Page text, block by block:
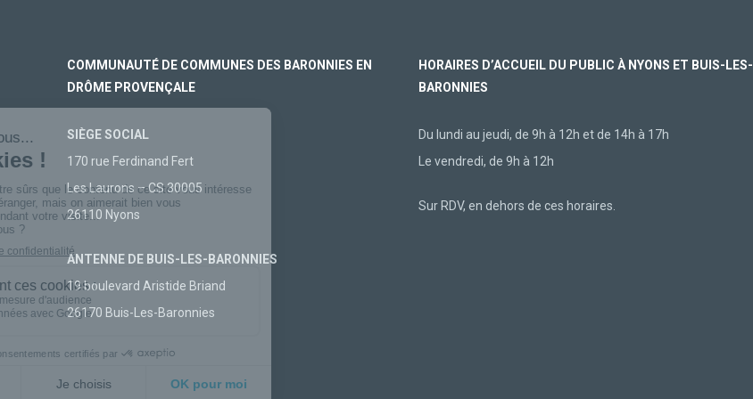
COMMUNAUTÉ DE COMMUNES DES BARONNIES EN
DRÔME PROVENÇALE
SIÈGE SOCIAL
170 rue Ferdinand Fert
Les Laurons – CS 30005
26110 Nyons
ANTENNE DE BUIS-LES-BARONNIES
19 boulevard Aristide Briand
26170 Buis-Les-Baronnies
HORAIRES D’ACCUEIL DU PUBLIC À NYONS ET BUIS-LES-
BARONNIES
Du lundi au jeudi, de 9h à 12h et de 14h à 17h
Le vendredi, de 9h à 12h
Sur RDV, en dehors de ces horaires.